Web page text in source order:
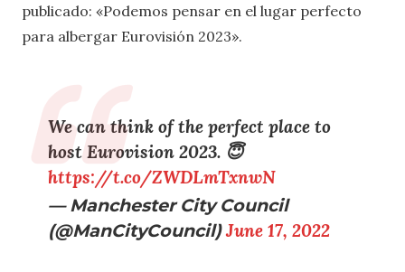
publicado: «Podemos pensar en el lugar perfecto
para albergar Eurovisión 2023».
We can think of the perfect place to
host Eurovision 2023. 😇
https://t.co/ZWDLmTxnwN
— Manchester City Council
(@ManCityCouncil)June 17, 2022